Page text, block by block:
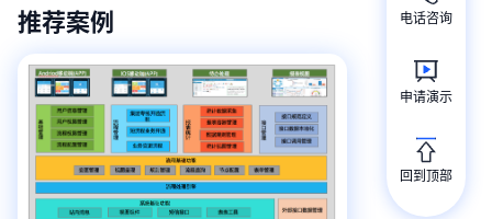
推荐案例 电话咨询
申请演示
回到顶部